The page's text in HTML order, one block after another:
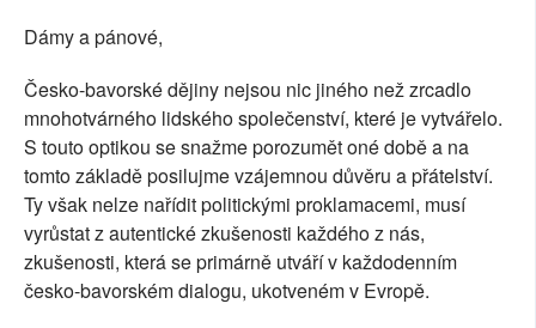
Dámy a pánové,
Česko-bavorské dějiny nejsou nic jiného než zrcadlo
mnohotvárného lidského společenství, které je vytvářelo.
S touto optikou se snažme porozumět oné době a na
tomto základě posilujme vzájemnou důvěru a přátelství.
Ty však nelze nařídit politickými proklamacemi, musí
vyrůstat z autentické zkušenosti každého z nás,
zkušenosti, která se primárně utváří v každodenním
česko-bavorském dialogu, ukotveném v Evropě.